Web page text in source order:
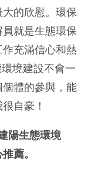
的欣慰。環保
就是生態環保
充滿信心和熱
境建設不會一
體的參與，能
自豪！
陽生態環境
薦。